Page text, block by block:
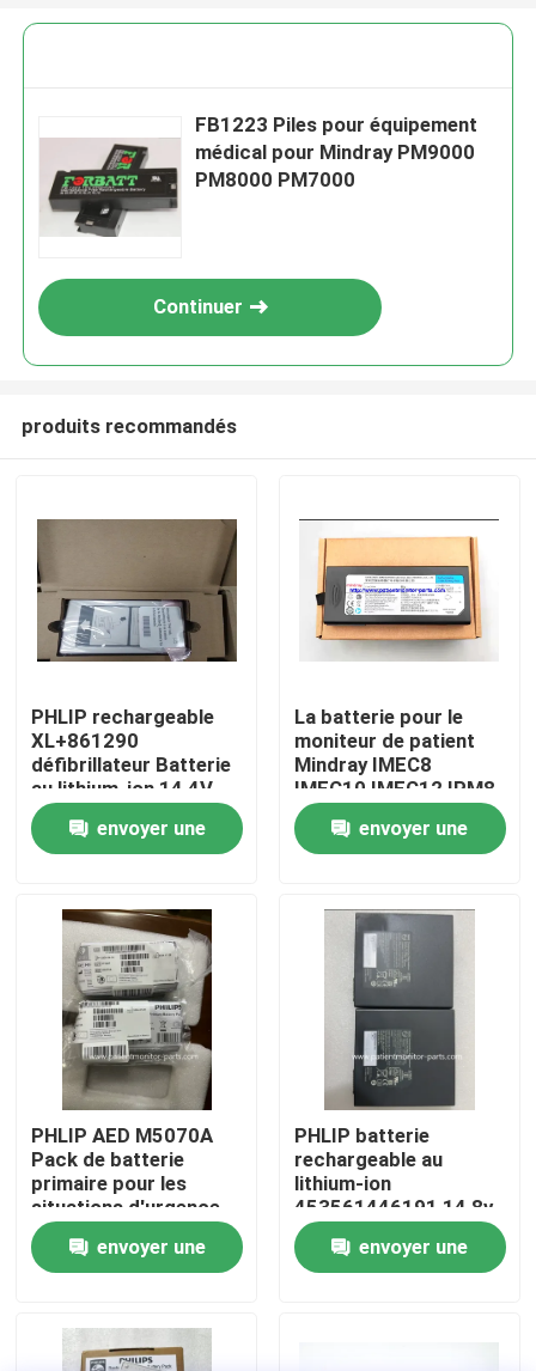
Produits
Vidéos
À propos de nous
Visite de l'usine
Contrôle de la qualité
Nous contacter
Demandez un devis
Module de moniteur patient
FB1223 Piles pour équipement
médical pour Mindray PM9000
PM8000 PM7000
Continuer
produits recommandés
PHLIP rechargeable
XL+861290
défibrillateur Batterie
au lithium-ion 14,4V
6,75Ah 97Wh
envoyer une
La batterie pour le
moniteur de patient
Mindray IMEC8
IMEC10 IMEC12 IPM8
IPM10 IPM12 REF:
LI13I001Aenvoyer une
PHLIP AED M5070A
Pack de batterie
primaire pour les
situations d'urgence
envoyer une
PHLIP batterie
rechargeable au
lithium-ion
453561446191 14,8v
6,15ah 91w pour le
CX50CX30envoyer une